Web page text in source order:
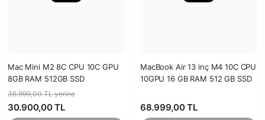
Mac Mini M2 8C CPU 10C GPU
8GB RAM 512GB SSD
(MMFK3TU/A)
36.999,00 TL yerine
30.900,00 TL
MacBook Air 13 inç M4 10C CPU
10GPU 16 GB RAM 512 GB SSD
68.999,00 TL